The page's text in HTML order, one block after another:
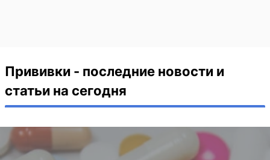
Прививки - последние новости и
статьи на сегодня